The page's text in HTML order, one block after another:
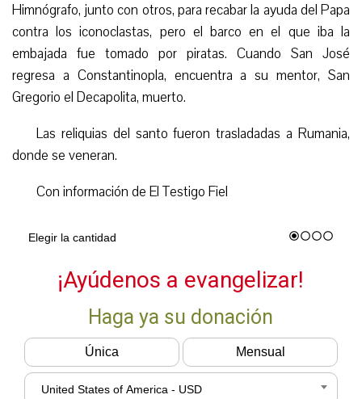
Himnógrafo, junto con otros, para recabar la ayuda del Papa
contra los iconoclastas, pero el barco en el que iba la
embajada fue tomado por piratas. Cuando San José
regresa a Constantinopla, encuentra a su mentor, San
Gregorio el Decapolita, muerto.
Las reliquias del santo fueron trasladadas a Rumania,
donde se veneran.
Con información de El Testigo Fiel